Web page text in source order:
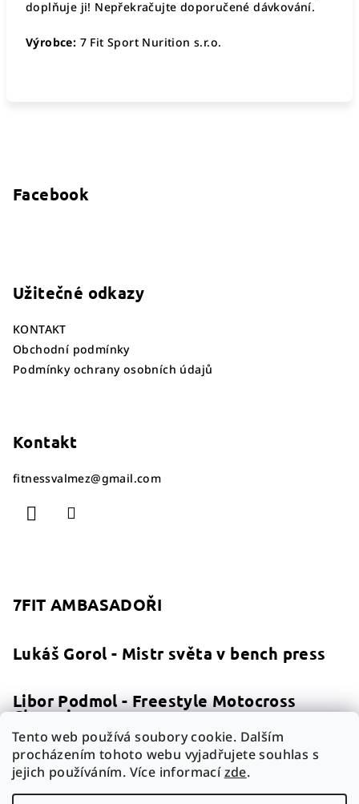
Tento web používá soubory cookie. Dalším
procházením tohoto webu vyjadřujete souhlas s
jejich používáním. Více informacízde.
doplňuje ji! Nepřekračujte doporučené dávkování.
Výrobce: 7 Fit Sport Nurition s.r.o.
Facebook
Užitečné odkazy
KONTAKT
Obchodní podmínky
Podmínky ochrany osobních údajů
Kontakt
fitnessvalmez@gmail.com
7FIT AMBASADOŘI
Lukáš Gorol - Mistr světa v bench press
Libor Podmol - Freestyle Motocross
Champion
Jiří Smilek a Daniel Švéda - mistři světa
na divoké vodě